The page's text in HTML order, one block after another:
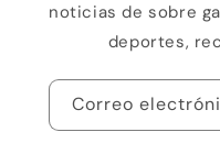
noticias de sobre
deportes,
Correo